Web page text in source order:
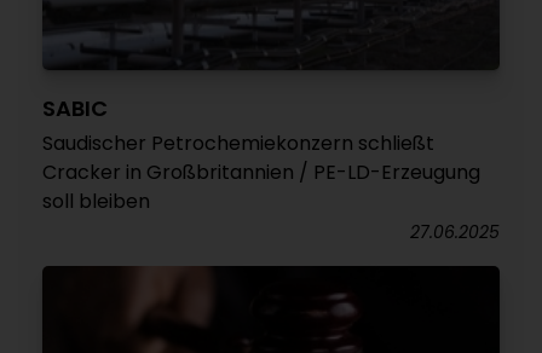
SABIC
Saudischer Petrochemiekonzern schließt
Cracker in Großbritannien / PE-LD-Erzeugung
soll bleiben
27.06.2025